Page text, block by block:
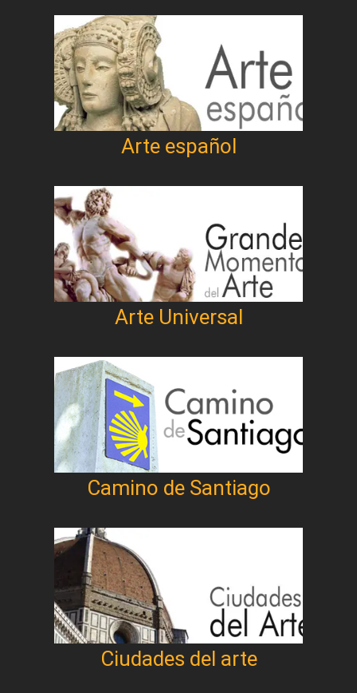
Arte español
Arte Universal
Camino de Santiago
Ciudades del arte